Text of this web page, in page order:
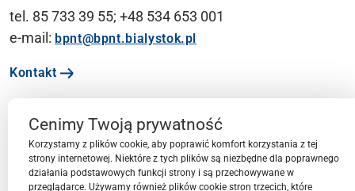
tel. 85 733 39 55; +48 534 653 001
e-mail: bpnt@bpnt.bialystok.pl
Kontakt
Ważne linki
Menu
Cenimy Twoją prywatność
Korzystamy z plików cookie, aby poprawić komfort korzystania z tej
strony internetowej. Niektóre z tych plików są niezbędne dla poprawnego
działania podstawowych funkcji strony i są przechowywane w
przeglądarce. Używamy również plików cookie stron trzecich, które